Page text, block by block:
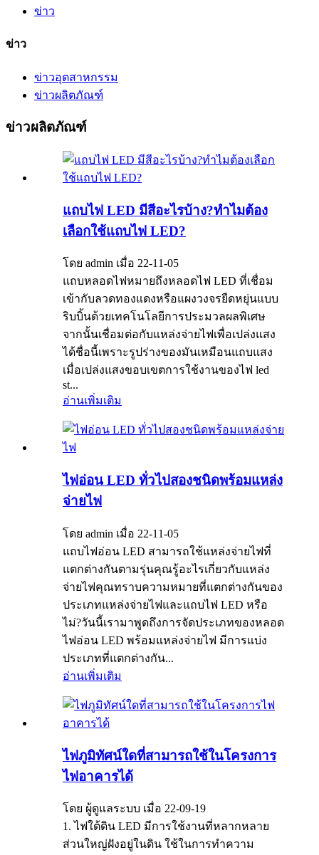
ข่าว
ข่าว
ข่าวอุตสาหกรรม
ข่าวผลิตภัณฑ์
ข่าวผลิตภัณฑ์
แถบไฟ LED มีสีอะไรบ้าง?ทำไมต้อง
เลือกใช้แถบไฟ LED?
โดย admin เมื่อ 22-11-05
แถบหลอดไฟหมายถึงหลอดไฟ LED ที่เชื่อม
เข้ากับลวดทองแดงหรือแผงวงจรยืดหยุ่นแบบ
ริบบิ้นด้วยเทคโนโลยีการประมวลผลพิเศษ
จากนั้นเชื่อมต่อกับแหล่งจ่ายไฟเพื่อเปล่งแสง
ได้ชื่อนี้เพราะรูปร่างของมันเหมือนแถบแสง
เมื่อเปล่งแสงขอบเขตการใช้งานของไฟ led
st...
อ่านเพิ่มเติม
ไฟอ่อน LED ทั่วไปสองชนิดพร้อมแหล่ง
จ่ายไฟ
โดย admin เมื่อ 22-11-05
แถบไฟอ่อน LED สามารถใช้แหล่งจ่ายไฟที่
แตกต่างกันตามรุ่นคุณรู้อะไรเกี่ยวกับแหล่ง
จ่ายไฟคุณทราบความหมายที่แตกต่างกันของ
ประเภทแหล่งจ่ายไฟและแถบไฟ LED หรือ
ไม่?วันนี้เรามาพูดถึงการจัดประเภทของหลอด
ไฟอ่อน LED พร้อมแหล่งจ่ายไฟ มีการแบ่ง
ประเภทที่แตกต่างกัน...
อ่านเพิ่มเติม
ไฟภูมิทัศน์ใดที่สามารถใช้ในโครงการ
ไฟอาคารได้
โดย ผู้ดูแลระบบ เมื่อ 22-09-19
1. ไฟใต้ดิน LED มีการใช้งานที่หลากหลาย
ส่วนใหญ่ฝังอยู่ในดิน ใช้ในการทำความ